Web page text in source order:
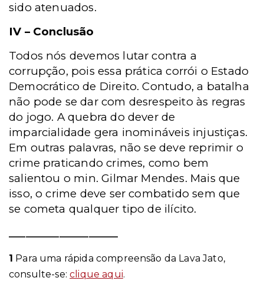
sido atenuados.
IV – Conclusão
Todos nós devemos lutar contra a
corrupção, pois essa prática corrói o Estado
Democrático de Direito. Contudo, a batalha
não pode se dar com desrespeito às regras
do jogo. A quebra do dever de
imparcialidade gera inomináveis injustiças.
Em outras palavras, não se deve reprimir o
crime praticando crimes, como bem
salientou o min. Gilmar Mendes. Mais que
isso, o crime deve ser combatido sem que
se cometa qualquer tipo de ilícito.
__________________________
1 Para uma rápida compreensão da Lava Jato,
consulte-se:clique aqui.